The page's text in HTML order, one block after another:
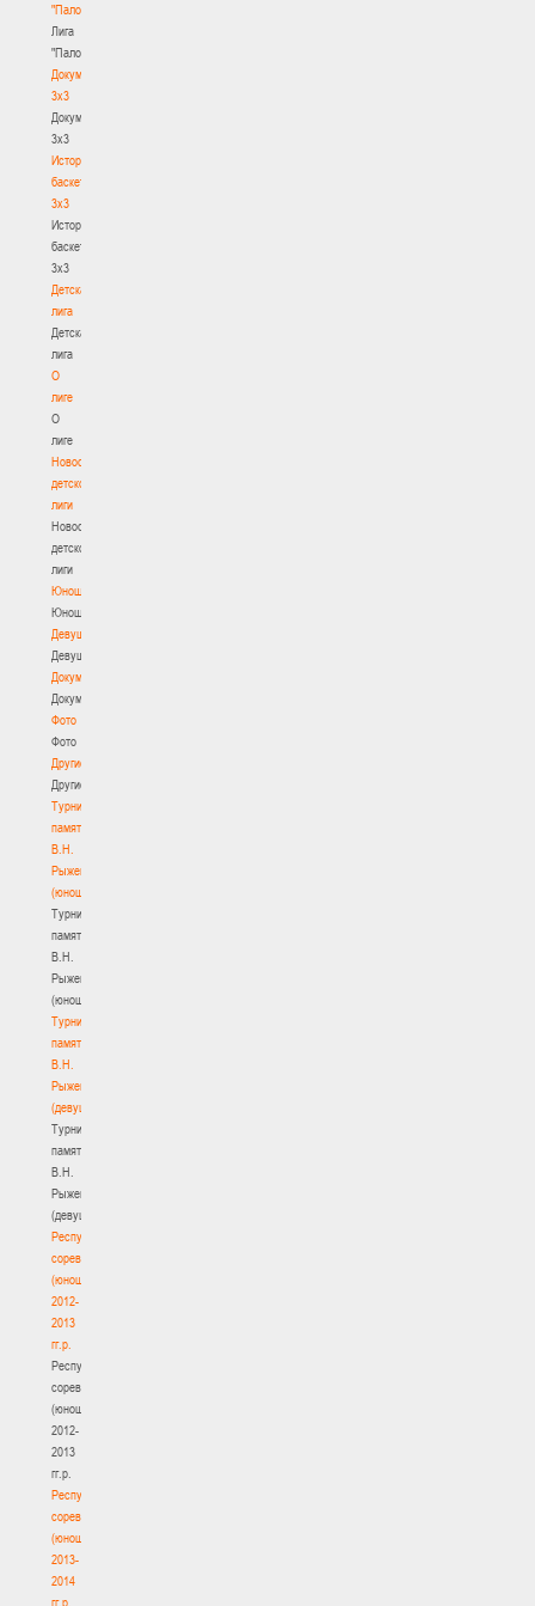
"Палова"
Лига
"Палова"
Документы
3х3
Документы
3х3
История
баскетбола
3х3
История
баскетбола
3х3
Детская
лига
Детская
лига
О
лиге
О
лиге
Новости
детской
лиги
Новости
детской
лиги
Юноши
Юноши
Девушки
Девушки
Документы
Документы
Фото
Фото
Другие
Другие
Турнир
памяти
В.Н.
Рыженкова
(юноши)
Турнир
памяти
В.Н.
Рыженкова
(юноши)
Турнир
памяти
В.Н.
Рыженкова
(девушки)
Турнир
памяти
В.Н.
Рыженкова
(девушки)
Республиканские
соревнования
(юноши)
2012-
2013
гг.р.
Республиканские
соревнования
(юноши)
2012-
2013
гг.р.
Республиканские
соревнования
(юноши)
2013-
2014
гг.р.